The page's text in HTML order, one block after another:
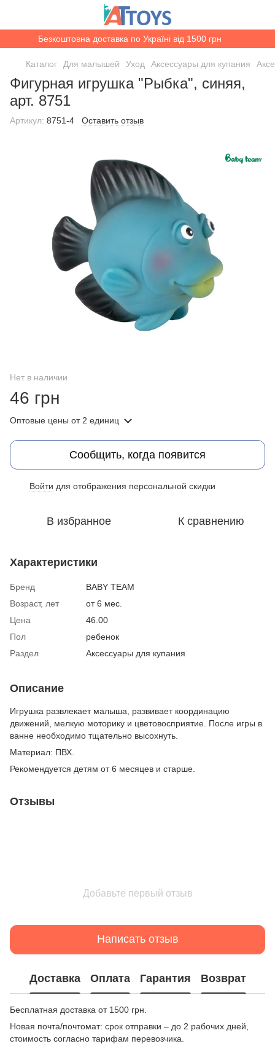
Безкоштовна доставка по Україні від 1500 грн
Каталог Для малышей Уход Аксессуары для купания
Фигурная игрушка "Рыбка", синяя,
арт. 8751
Артикул: 8751-4 Оставить отзыв
Нет в наличии
46 грн
Оптовые цены от 2 единиц
Сообщить, когда появится
Войти для отображения персональной скидки
В избранное К сравнению
Характеристики
Бренд
BABY TEAM
Возраст, лет
от 6 мес.
Цена
46.00
Пол
ребенок
Раздел
Аксессуары для купания
Описание
Игрушка развлекает малыша, развивает координацию
движений, мелкую моторику и цветовосприятие. После игры в
ванне необходимо тщательно высохнуть.
Материал: ПВХ.
Рекомендуется детям от 6 месяцев и старше.
Отзывы
Добавьте первый отзыв
Написать отзыв
Доставка Оплата Гарантия Возврат
Бесплатная доставка от 1500 грн.
Новая почта/почтомат: срок отправки – до 2 рабочих дней,
стоимость согласно тарифам перевозчика.